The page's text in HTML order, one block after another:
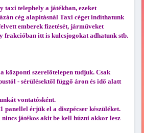
taxi telephely a játékban, ezeket
cég alapításnál Taxi céget indíthatunk
emberek fizetését, járműveket
frakcióban itt is kulcsjogokat adhatunk stb.
központi szerelőtelepen tudjuk. Csak
- sérülésektől függő áron és idő alatt
vontatósként.
panellel érjük el a diszpécser készüléket.
nincs játékos akit be kell húzni akkor lesz